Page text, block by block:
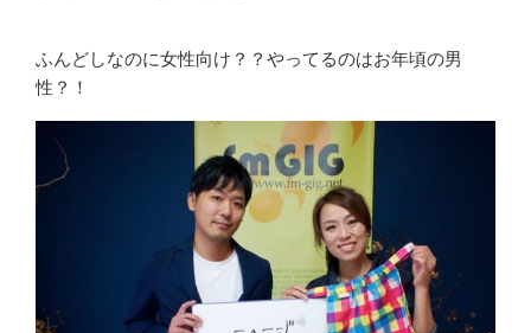
ふんどしなのに女性向け？？やってるのはお年頃の男
性？！